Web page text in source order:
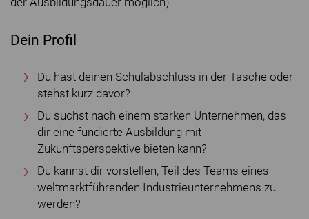
Dein Profil
Du hast deinen Schulabschluss in der Tasche oder
stehst kurz davor?
Du suchst nach einem starken Unternehmen, das
dir eine fundierte Ausbildung mit
Zukunftsperspektive bieten kann?
Du kannst dir vorstellen, Teil des Teams eines
weltmarktführenden Industrieunternehmens zu
werden?